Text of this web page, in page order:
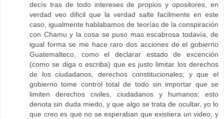
decís tras de todo intereses de propios y opositores, en
verdad veo dificil que la verdad salte facilmente en este
caso, igualmente hablabamos de teorías de la conspiración
con Chamu y la cosa se puso mas escabrosa todavía, de
igual forma se me hace raro dos acciones de el gobierno
Guatemalteco, como el declarar estado de excención
(como se diga o escriba) que es justo limitar los derechos
de los ciudadanos, derechos constitucionales; y que el
gobierno tome control total de todo sin importar que se
limiten derechos civiles, ciudadanos y humanos; esto
denota sin duda miedo, y que algo se trata de ocultar, yo lo
que creo es que no se esperaban que existiera un video, y